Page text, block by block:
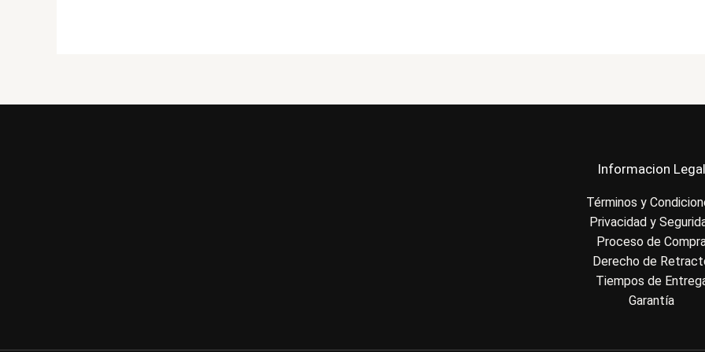
Informacion Legal
Términos y
Privacidad y
Proceso de
Derecho de
Tiempos de
Garantía